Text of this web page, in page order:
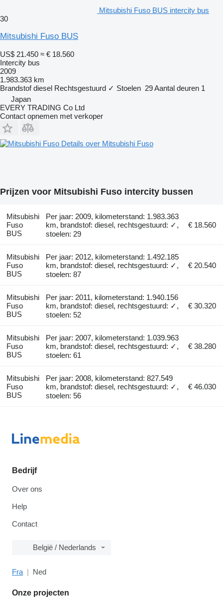
Mitsubishi Fuso BUS intercity bus
30
Mitsubishi Fuso BUS
US$ 21.450 ≈ € 18.560
Intercity bus
2009
1.983.363 km
Brandstof diesel Rechtsgestuurd ✓ Stoelen 29Aantal deuren 1
Japan
EVERY TRADING Co Ltd
Contact opnemen met verkoper
Details over Mitsubishi Fuso
Prijzen voor Mitsubishi Fuso intercity bussen
Mitsubishi
Fuso
BUS
Per jaar: 2009, kilometerstand: 1.983.363
km, brandstof: diesel, rechtsgestuurd: ✓,
stoelen: 29
€ 18.560
Mitsubishi
Fuso
BUS
Per jaar: 2012, kilometerstand: 1.492.185
km, brandstof: diesel, rechtsgestuurd: ✓,
stoelen: 87
€ 20.540
Mitsubishi
Fuso
BUS
Per jaar: 2011, kilometerstand: 1.940.156
km, brandstof: diesel, rechtsgestuurd: ✓,
stoelen: 52
€ 30.320
Mitsubishi
Fuso
BUS
Per jaar: 2007, kilometerstand: 1.039.963
km, brandstof: diesel, rechtsgestuurd: ✓,
stoelen: 61
€ 38.280
Mitsubishi
Fuso
BUS
Per jaar: 2008, kilometerstand: 827.549
km, brandstof: diesel, rechtsgestuurd: ✓,
stoelen: 56
€ 46.030
Bedrijf
Over ons
Help
Contact
België / Nederlands
Fra Ned
Onze projecten